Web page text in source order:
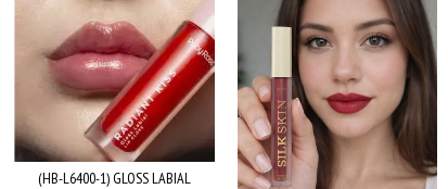
(HB-L6400-1) GLOSS LABIAL